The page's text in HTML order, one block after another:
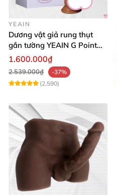
YEAIN
Dương vật giả rung thụt
gắn tường YEAIN G Point
tỏa nhiệt điều khiển từ xa
1.600.000₫
2.539.000₫
-37%
(2,590)